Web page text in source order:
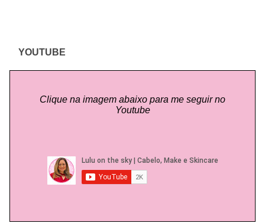
YOUTUBE
Clique na imagem abaixo para me seguir no
Youtube